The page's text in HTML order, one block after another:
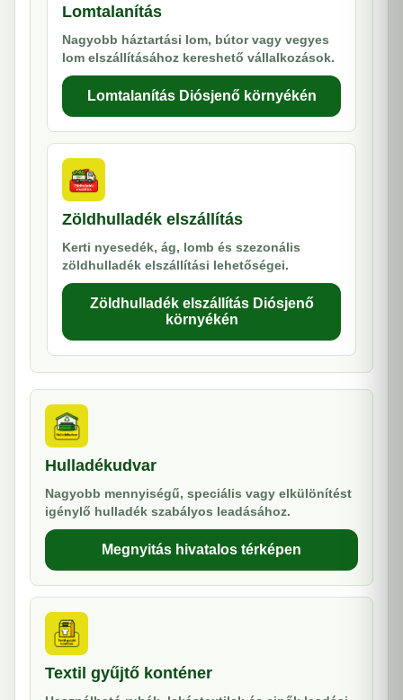
Lomtalanítás
Nagyobb háztartási lom, bútor vagy vegyes
lom elszállításához kereshető vállalkozások.
Lomtalanítás Diósjenő környékén
Zöldhulladék elszállítás
Kerti nyesedék, ág, lomb és szezonális
zöldhulladék elszállítási lehetőségei.
Zöldhulladék elszállítás Diósjenő
környékén
Hulladékudvar
Nagyobb mennyiségű, speciális vagy elkülönítést
igénylő hulladék szabályos leadásához.
Megnyitás hivatalos térképen
Textil gyűjtő konténer